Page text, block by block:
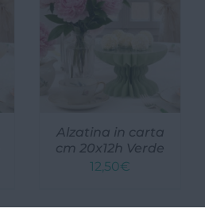
Alzatina in carta
cm 20x12h Verde
12,50€